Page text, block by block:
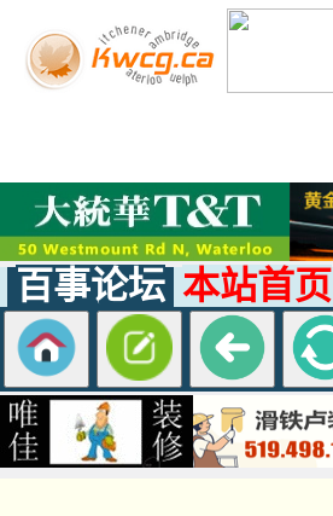
百事论坛 本站首页